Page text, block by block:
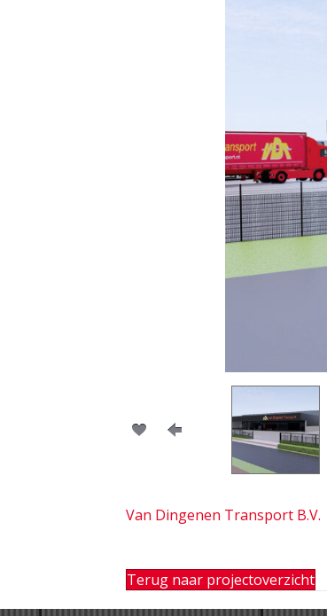
Van Dingenen Transport B.V.
Terug naar projectoverzicht